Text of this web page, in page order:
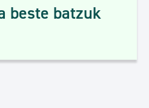
beste batzuk